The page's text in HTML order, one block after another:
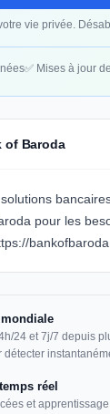
vie privée.
✅ Mises à jour
of Baroda
pour les
24 et 7j/7 depuis
détecter
réel
et